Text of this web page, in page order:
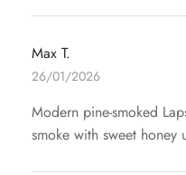
Max T.
26/01/2026
Modern pine-smoked
smoke with sweet honey